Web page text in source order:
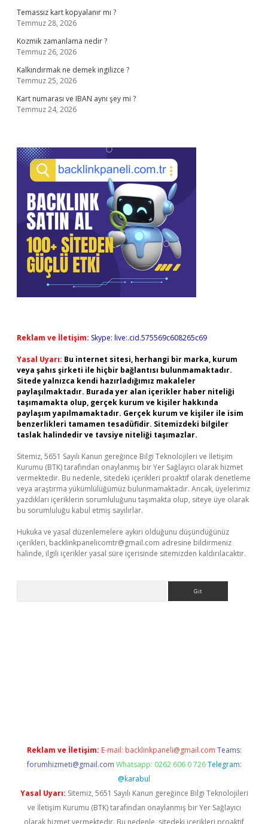
Temassız kart kopyalanır mı ?
Temmuz 28, 2026
Kozmik zamanlama nedir ?
Temmuz 26, 2026
Kalkındırmak ne demek ingilizce ?
Temmuz 25, 2026
Kart numarası ve IBAN aynı şey mi ?
Temmuz 24, 2026
Reklam ve İletişim: Skype: live:.cid.575569c608265c69
Yasal Uyarı: Bu internet sitesi, herhangi bir marka, kurum
veya şahıs şirketi ile hiçbir bağlantısı bulunmamaktadır.
Sitede yalnızca kendi hazırladığımız makaleler
paylaşılmaktadır. Burada yer alan içerikler haber niteliği
taşımamakta olup, gerçek kurum ve kişiler hakkında
paylaşım yapılmamaktadır. Gerçek kurum ve kişiler ile isim
benzerlikleri tamamen tesadüfidir. Sitemizdeki bilgiler
taslak halindedir ve tavsiye niteliği taşımazlar.
Sitemiz, 5651 Sayılı Kanun gereğince Bilgi Teknolojileri ve İletişim
Kurumu (BTK) tarafından onaylanmış bir Yer Sağlayıcı olarak hizmet
vermektedir. Bu nedenle, sitedeki içerikleri proaktif olarak denetleme
veya araştırma yükümlülüğümüz bulunmamaktadır. Ancak, üyelerimiz
yazdıkları içeriklerin sorumluluğunu taşımakta olup, siteye üye olarak
bu sorumluluğu kabul etmiş sayılırlar.
Hukuka ve yasal düzenlemelere aykırı olduğunu düşündüğünüz
içerikleri, backlinkpanelicomtr@gmail.com adresine bildirmeniz
halinde, ilgili içerikler yasal süre içerisinde sitemizden kaldırılacaktır.
Reklam ve İletişim: E-mail: backlinkpaneli@gmail.com Teams:
forumhizmeti@gmail.com Whatsapp: 0262 606 0 726 Telegram:
@karabul
Yasal Uyarı: Sitemiz, 5651 Sayılı Kanun gereğince Bilgi Teknolojileri
ve İletişim Kurumu (BTK) tarafından onaylanmış bir Yer Sağlayıcı
olarak hizmet vermektedir. Bu nedenle, sitedeki içerikleri proaktif